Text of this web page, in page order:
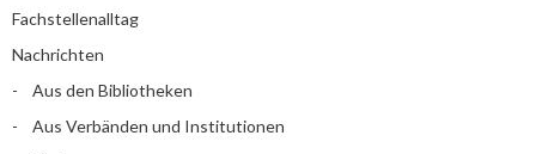
Fachstellenalltag
Nachrichten
Aus den Bibliotheken
Aus Verbänden und Institutionen